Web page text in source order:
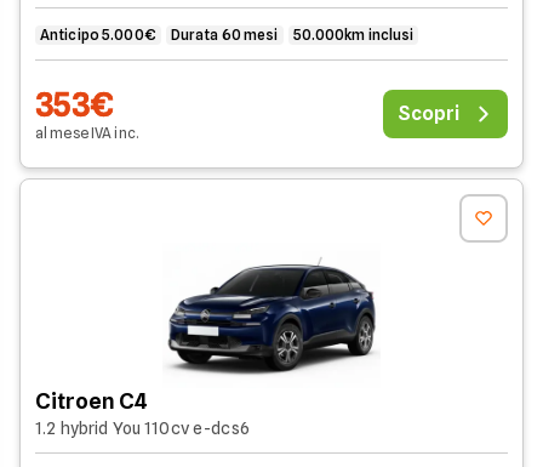
Anticipo 5.000€ Durata 60 mesi 50.000km inclusi
353€
al meseIVAinc.
Scopri
Citroen C4
1.2 hybrid You 110cv e-dcs6